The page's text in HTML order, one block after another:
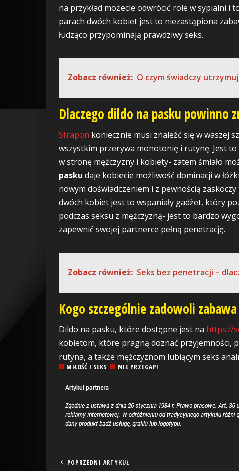
na przykład możecie odwrócić role w sypialni i
parach dwóch kobiet jest to niezastąpiona
łudząco przypominają prawdziwy seks.
Zobacz również: O czym świadczy
Dlaczego dildo na pasku powinno
Strapon koniecznie musi znaleźć się w waszej
wszystkim przerywa monotonię i rutynę. Jest
w stronę mężczyzny i kobiety- zatem śmiało
pasku daje kobiecie możliwość dominacji w
nowym doświadczeniem i z pewnością
dwóch kobiet jest to wspaniały gadżet, który
podczas seksu z mężczyzną- jest to bardzo
zapewnić swojej partnerce pełną penetrację.
Zobacz również: Seks bez penetracji –
Kogo szczególnie zadowoli
Dildo na pasku, które dostępne jest na https://
kobietom, które pragną doznać przyjemności,
rutyna, a także mężczyznom lubiącym seks
MIŁOŚĆ I SEKS NIE PRZEGAP!
POPRZEDNI ARTYKUŁ